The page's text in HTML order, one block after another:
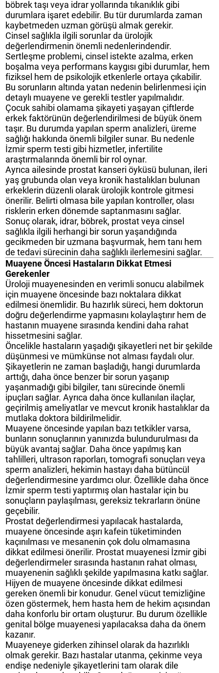
böbrek taşı veya idrar yollarında tıkanıklık gibi
durumlara işaret edebilir. Bu tür durumlarda zaman
kaybetmeden uzman görüşü almak gerekir.
Cinsel sağlıkla ilgili sorunlar da ürolojik
değerlendirmenin önemli nedenlerindendir.
Sertleşme problemi, cinsel istekte azalma, erken
boşalma veya performans kaygısı gibi durumlar, hem
fiziksel hem de psikolojik etkenlerle ortaya çıkabilir.
Bu sorunların altında yatan nedenin belirlenmesi için
detaylı muayene ve gerekli testler yapılmalıdır.
Çocuk sahibi olamama şikayeti yaşayan çiftlerde
erkek faktörünün değerlendirilmesi de büyük önem
taşır. Bu durumda yapılan sperm analizleri, üreme
sağlığı hakkında önemli bilgiler sunar. Bu nedenle
İzmir sperm testi gibi hizmetler, infertilite
araştırmalarında önemli bir rol oynar.
Ayrıca ailesinde prostat kanseri öyküsü bulunan, ileri
yaş grubunda olan veya kronik hastalıkları bulunan
erkeklerin düzenli olarak ürolojik kontrole gitmesi
önerilir. Belirti olmasa bile yapılan kontroller, olası
risklerin erken dönemde saptanmasını sağlar.
Sonuç olarak, idrar, böbrek, prostat veya cinsel
sağlıkla ilgili herhangi bir sorun yaşandığında
gecikmeden bir uzmana başvurmak, hem tanı hem
de tedavi sürecinin daha sağlıklı ilerlemesini sağlar.
Muayene Öncesi Hastaların Dikkat Etmesi
Gerekenler
Üroloji muayenesinden en verimli sonucu alabilmek
için muayene öncesinde bazı noktalara dikkat
edilmesi önemlidir. Bu hazırlık süreci, hem doktorun
doğru değerlendirme yapmasını kolaylaştırır hem de
hastanın muayene sırasında kendini daha rahat
hissetmesini sağlar.
Öncelikle hastaların yaşadığı şikayetleri net bir şekilde
düşünmesi ve mümkünse not alması faydalı olur.
Şikayetlerin ne zaman başladığı, hangi durumlarda
arttığı, daha önce benzer bir sorun yaşanıp
yaşanmadığı gibi bilgiler, tanı sürecinde önemli
ipuçları sağlar. Ayrıca daha önce kullanılan ilaçlar,
geçirilmiş ameliyatlar ve mevcut kronik hastalıklar da
mutlaka doktora bildirilmelidir.
Muayene öncesinde yapılan bazı tetkikler varsa,
bunların sonuçlarının yanınızda bulundurulması da
büyük avantaj sağlar. Daha önce yapılmış kan
tahlilleri, ultrason raporları, tomografi sonuçları veya
sperm analizleri, hekimin hastayı daha bütüncül
değerlendirmesine yardımcı olur. Özellikle daha önce
İzmir sperm testi yaptırmış olan hastalar için bu
sonuçların paylaşılması, gereksiz tekrarların önüne
geçebilir.
Prostat değerlendirmesi yapılacak hastalarda,
muayene öncesinde aşırı kafein tüketiminden
kaçınılması ve mesanenin çok dolu olmamasına
dikkat edilmesi önerilir. Prostat muayenesi İzmir gibi
değerlendirmeler sırasında hastanın rahat olması,
muayenenin sağlıklı şekilde yapılmasına katkı sağlar.
Hijyen de muayene öncesinde dikkat edilmesi
gereken önemli bir konudur. Genel vücut temizliğine
özen göstermek, hem hasta hem de hekim açısından
daha konforlu bir ortam oluşturur. Bu durum özellikle
genital bölge muayenesi yapılacaksa daha da önem
kazanır.
Muayeneye giderken zihinsel olarak da hazırlıklı
olmak gerekir. Bazı hastalar utanma, çekinme veya
endişe nedeniyle şikayetlerini tam olarak dile